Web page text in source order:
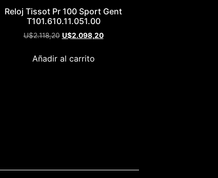
Reloj Tissot Pr 100 Sport Gent
T101.610.11.051.00
U$2.118,20 U$2.098,20
Añadir al carrito